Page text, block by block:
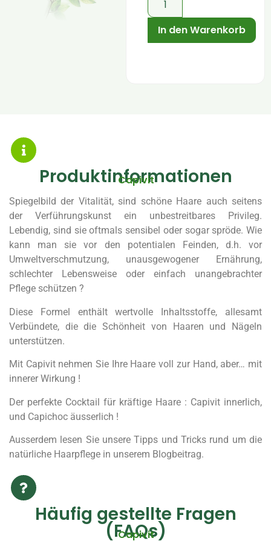
In den Warenkorb
Produktinformationen
Capivit
Spiegelbild der Vitalität, sind schöne Haare auch seitens
der Verführungskunst ein unbestreitbares Privileg.
Lebendig, sind sie oftmals sensibel oder sogar spröde. Wie
kann man sie vor den potentialen Feinden, d.h. vor
Umweltverschmutzung, unausgewogener Ernährung,
schlechter Lebensweise oder einfach unangebrachter
Pflege schützen ?
Diese Formel enthält wertvolle Inhaltsstoffe, allesamt
Verbündete, die die Schönheit von Haaren und Nägeln
unterstützen.
Mit Capivit nehmen Sie Ihre Haare voll zur Hand, aber… mit
innerer Wirkung !
Der perfekte Cocktail für kräftige Haare : Capivit innerlich,
und Capichoc äusserlich !
Ausserdem lesen Sie unsere Tipps und Tricks rund um die
natürliche Haarpflege in unserem Blogbeitrag.
Häufig gestellte Fragen
(FAQs)
Capivit